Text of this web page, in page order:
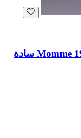
وجه مخدة حرير طبيعي درجة نعومة 19 Momme سادة